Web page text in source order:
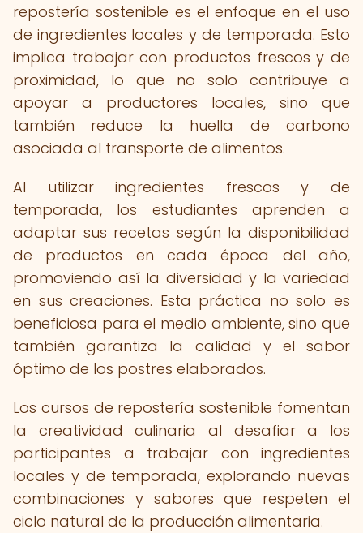
repostería sostenible es el enfoque en el uso
de ingredientes locales y de temporada. Esto
implica trabajar con productos frescos y de
proximidad, lo que no solo contribuye a
apoyar a productores locales, sino que
también reduce la huella de carbono
asociada al transporte de alimentos.
Al utilizar ingredientes frescos y de
temporada, los estudiantes aprenden a
adaptar sus recetas según la disponibilidad
de productos en cada época del año,
promoviendo así la diversidad y la variedad
en sus creaciones. Esta práctica no solo es
beneficiosa para el medio ambiente, sino que
también garantiza la calidad y el sabor
óptimo de los postres elaborados.
Los cursos de repostería sostenible fomentan
la creatividad culinaria al desafiar a los
participantes a trabajar con ingredientes
locales y de temporada, explorando nuevas
combinaciones y sabores que respeten el
ciclo natural de la producción alimentaria.